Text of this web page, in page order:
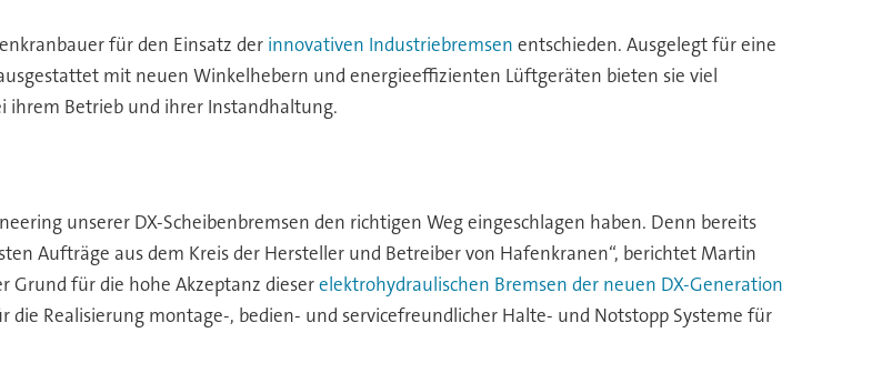
für den Einsatz der innovativen Industriebremsen entschieden. Ausgelegt für eine
mit neuen Winkelhebern und energieeffizienten Lüftgeräten bieten sie viel
ihrem Betrieb und ihrer Instandhaltung.
unserer DX-Scheibenbremsen den richtigen Weg eingeschlagen haben. Denn bereits
Aufträge aus dem Kreis der Hersteller und Betreiber von Hafenkranen“, berichtet Martin
Grund für die hohe Akzeptanz dieserelektrohydraulischen Bremsen der neuen DX-Generation
die Realisierung montage-, bedien- und servicefreundlicher Halte- und Notstopp Systeme für